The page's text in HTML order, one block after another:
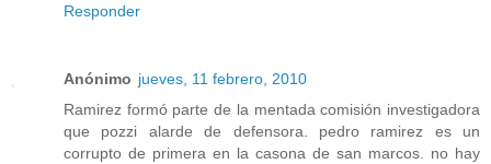
Responder
Anónimo jueves, 11 febrero, 2010
Ramirez formó parte de la mentada comisión investigadora
que pozzi alarde de defensora. pedro ramirez es un
corrupto de primera en la casona de san marcos. no hay